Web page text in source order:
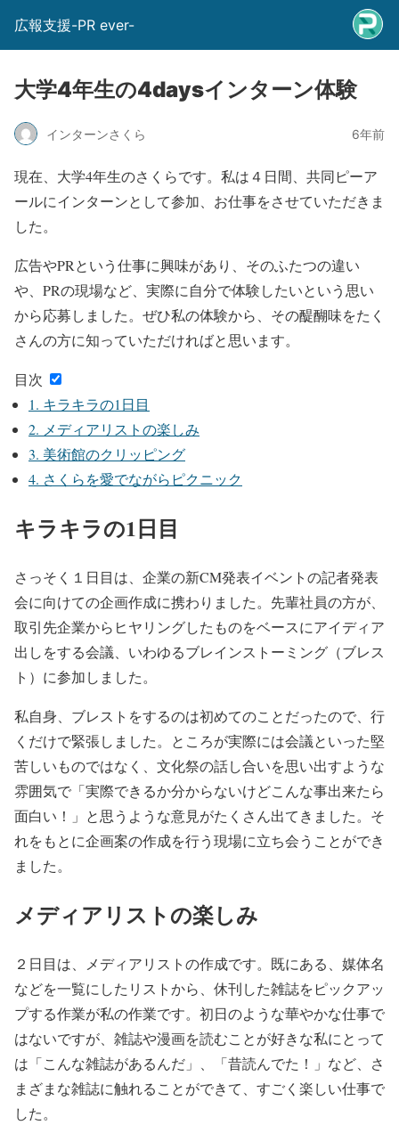
広報支援-PR ever-
大学4年生の4daysインターン体験
インターンさくら 6年前
現在、大学4年生のさくらです。私は４日間、共同ピーア
ールにインターンとして参加、お仕事をさせていただきま
した。
広告やPRという仕事に興味があり、そのふたつの違い
や、PRの現場など、実際に自分で体験したいという思い
から応募しました。ぜひ私の体験から、その醍醐味をたく
さんの方に知っていただければと思います。
目次
1. キラキラの1日目
2. メディアリストの楽しみ
3. 美術館のクリッピング
4. さくらを愛でながらピクニック
キラキラの1日目
さっそく１日目は、企業の新CM発表イベントの記者発表
会に向けての企画作成に携わりました。先輩社員の方が、
取引先企業からヒヤリングしたものをベースにアイディア
出しをする会議、いわゆるブレインストーミング（ブレス
ト）に参加しました。
私自身、ブレストをするのは初めてのことだったので、行
くだけで緊張しました。ところが実際には会議といった堅
苦しいものではなく、文化祭の話し合いを思い出すような
雰囲気で「実際できるか分からないけどこんな事出来たら
面白い！」と思うような意見がたくさん出てきました。そ
れをもとに企画案の作成を行う現場に立ち会うことができ
ました。
メディアリストの楽しみ
２日目は、メディアリストの作成です。既にある、媒体名
などを一覧にしたリストから、休刊した雑誌をピックアッ
プする作業が私の作業です。初日のような華やかな仕事で
はないですが、雑誌や漫画を読むことが好きな私にとって
は「こんな雑誌があるんだ」、「昔読んでた！」など、さ
まざまな雑誌に触れることができて、すごく楽しい仕事で
した。